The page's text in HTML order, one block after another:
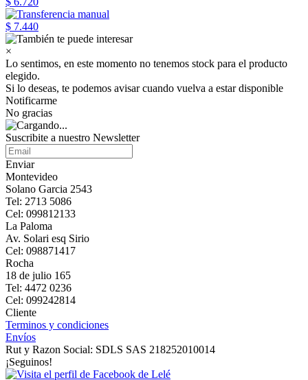
$ 7.440
×
Lo sentimos, en este momento no tenemos stock para el producto
elegido.
Si lo deseas, te podemos avisar cuando vuelva a estar disponible
Notificarme
No gracias
Suscribite a nuestro Newsletter
Enviar
Montevideo
Solano Garcia 2543
Tel: 2713 5086
Cel: 099812133
La Paloma
Av. Solari esq Sirio
Cel: 098871417
Rocha
18 de julio 165
Tel: 4472 0236
Cel: 099242814
Cliente
Terminos y condiciones
Envíos
Rut y Razon Social: SDLS SAS 218252010014
¡Seguinos!